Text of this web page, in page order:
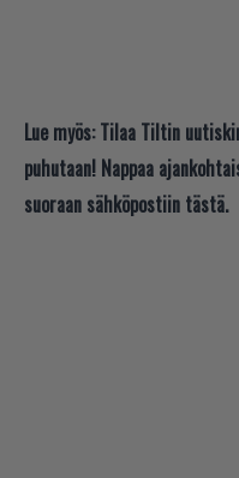
Lue myös: Tilaa Tiltin
puhutaan! Nappaa
suoraan sähköpostiin tästä.